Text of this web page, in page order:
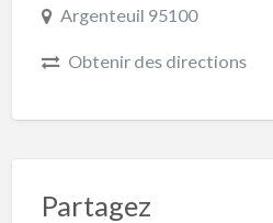
Argenteuil 95100
Obtenir des directions
Partagez